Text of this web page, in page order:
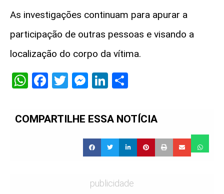
As investigações continuam para apurar a
participação de outras pessoas e visando a
localização do corpo da vítima.
WhatsApp
Facebook
TwitterMessenger
LinkedIn
COMPARTILHE ESSA NOTÍCIA
publicidade